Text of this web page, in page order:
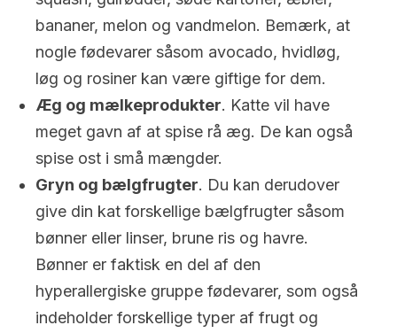
bananer, melon og vandmelon. Bemærk, at
nogle fødevarer såsom avocado, hvidløg,
løg og rosiner kan være giftige for dem.
Æg og mælkeprodukter. Katte vil have
meget gavn af at spise rå æg. De kan også
spise ost i små mængder.
Gryn og bælgfrugter. Du kan derudover
give din kat forskellige bælgfrugter såsom
bønner eller linser, brune ris og havre.
Bønner er faktisk en del af den
hyperallergiske gruppe fødevarer, som også
indeholder forskellige typer af frugt og